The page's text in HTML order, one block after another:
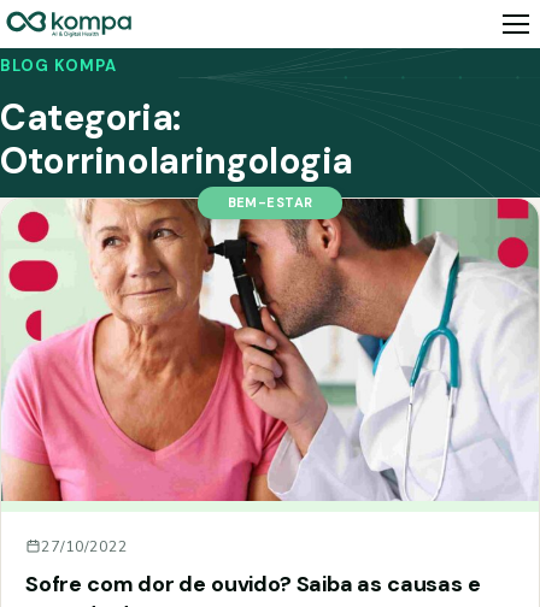
BLOG KOMPA
Categoria:
Otorrinolaringologia
BEM-ESTAR
27/10/2022
Sofre com dor de ouvido? Saiba as causas e